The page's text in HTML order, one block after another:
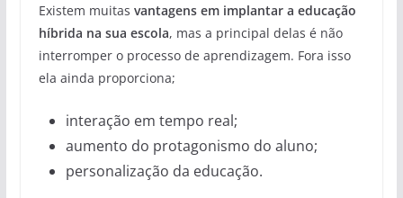
Existem muitas vantagens em implantar a educação
híbrida na sua escola, mas a principal delas é não
interromper o processo de aprendizagem. Fora isso
ela ainda proporciona;
interação em tempo real;
aumento do protagonismo do aluno;
personalização da educação.